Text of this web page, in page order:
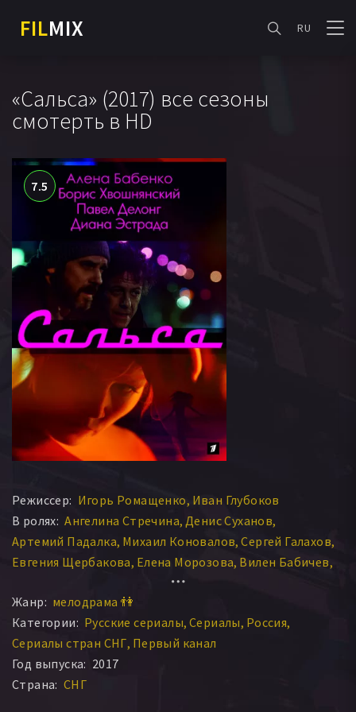
FILMIX RU
«Сальса» (2017) все сезоны
смотерть в HD
7.5
Режиссер: Игорь Ромащенко Иван Глубоков
В ролях: Ангелина Стречина Денис Суханов
Артемий Падалка Михаил Коновалов Сергей Галахов
Евгения Щербакова Елена Морозова Вилен Бабичев
Валерий Афанасьев
Эрик Яралов Даниил Воробьев
Павел Мисаилов Алёна Бабенко Татьяна Казючиц
Назир Жуков Марта Тимофеева Борис Хвошнянский
Светлана Тимофеева-Летуновская
Анна Ардова
Жанр: мелодрама 👫
Категории: Русские сериалы Сериалы Россия
Сериалы стран СНГ Первый канал
Год выпуска: 2017
Страна: СНГ